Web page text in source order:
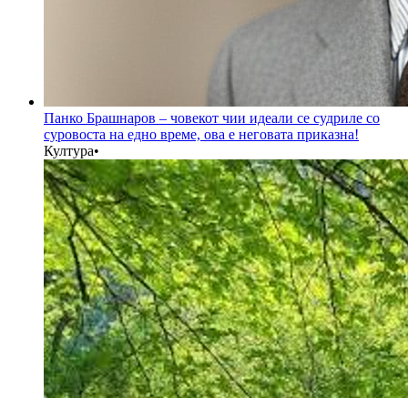
Панко Брашнаров – човекот чии идеали се судриле со
суровоста на едно време, ова е неговата приказна!
Култура•